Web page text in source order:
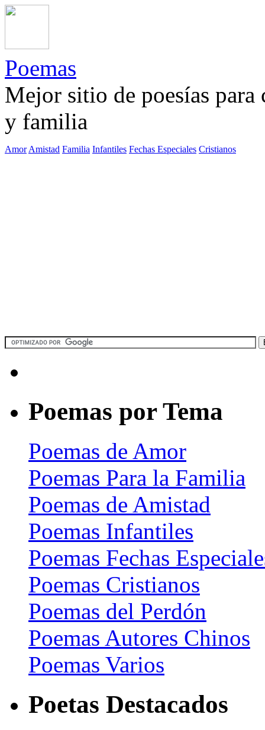
Poemas
Mejor sitio de poesías
y familia
Amor Amistad Familia Infantiles Fechas Especiales Cristianos
Poemas por Tema
Poemas de Amor
Poemas Para la Familia
Poemas de Amistad
Poemas Infantiles
Poemas Fechas
Poemas Cristianos
Poemas del Perdón
Poemas Autores Chinos
Poemas Varios
Poetas Destacados